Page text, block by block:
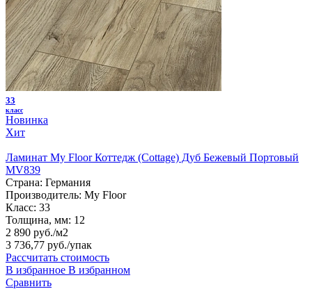
33
класс
Новинка
Хит
Ламинат My Floor Коттедж (Cottage) Дуб Бежевый Портовый
MV839
Страна: Германия
Производитель: My Floor
Класс: 33
Толщина, мм: 12
2 890 руб./м2
3 736,77 руб./упак
Рассчитать стоимость
В избранное В избранном
Сравнить